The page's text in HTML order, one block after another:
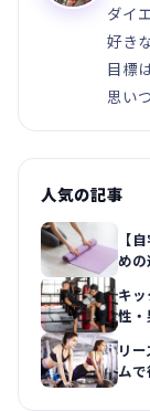
ダイ
好き
目標
思い
人気の記事
【
め
キ
性・
リ
ムで